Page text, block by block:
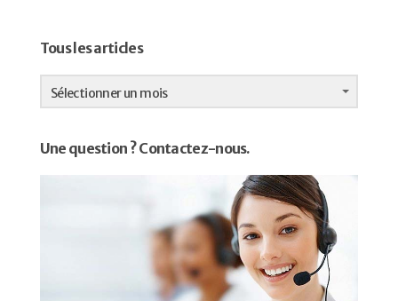
Tous les articles
Tous
les
articles
Sélectionner un mois
Une question ? Contactez-nous.